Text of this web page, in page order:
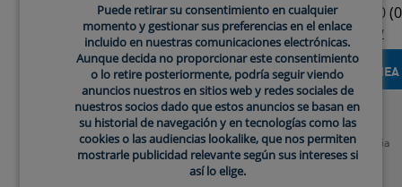
TIPO DE PIEL
0(0)
WriteReview
COMPRAR EN LINEA
Piel grasa con tendencia
acneica
0
WriteReview
COMPRAR EN LINEA
Piel grasa con tendencia
acneica
Puede retirar su consentimiento en cualquier
momento y gestionar sus preferencias en el enlace
incluido en nuestras comunicaciones electrónicas.
Aunque decida no proporcionar este consentimiento
o lo retire posteriormente, podría seguir viendo
anuncios nuestros en sitios web y redes sociales de
nuestros socios dado que estos anuncios se basan en
su historial de navegación y en tecnologías como las
cookies o las audiencias lookalike, que nos permiten
mostrarle publicidad relevante según sus intereses si
así lo elige.